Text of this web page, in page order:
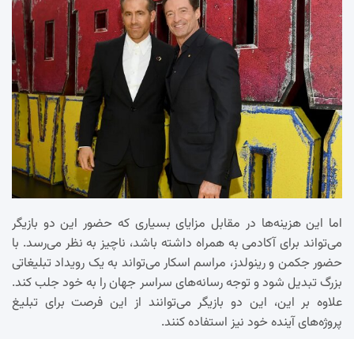
اما این هزینه‌ها در مقابل مزایای بسیاری که حضور این دو بازیگر
می‌تواند برای آکادمی به همراه داشته باشد، ناچیز به نظر می‌رسد. با
حضور جکمن و رینولدز، مراسم اسکار می‌تواند به یک رویداد تبلیغاتی
بزرگ تبدیل شود و توجه رسانه‌های سراسر جهان را به خود جلب کند.
علاوه بر این، این دو بازیگر می‌توانند از این فرصت برای تبلیغ
پروژه‌های آینده خود نیز استفاده کنند.